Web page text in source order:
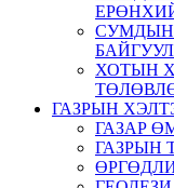
СУМДЫН
ХОТЫН
ГАЗРЫН
ГАЗАР
ГАЗРЫН